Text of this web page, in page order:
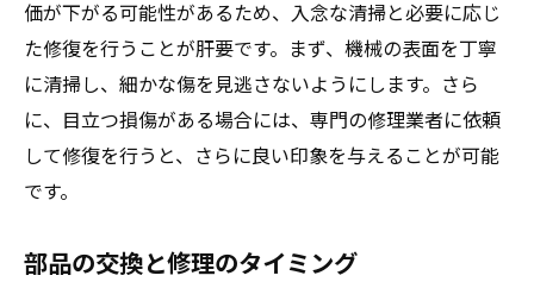
価が下がる可能性があるため、入念な清掃と必要に応じ
た修復を行うことが肝要です。まず、機械の表面を丁寧
に清掃し、細かな傷を見逃さないようにします。さら
に、目立つ損傷がある場合には、専門の修理業者に依頼
して修復を行うと、さらに良い印象を与えることが可能
です。
部品の交換と修理のタイミング